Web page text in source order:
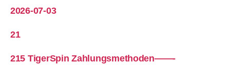
2026-07-03
21
215 TigerSpin Zahlungsmethoden——-